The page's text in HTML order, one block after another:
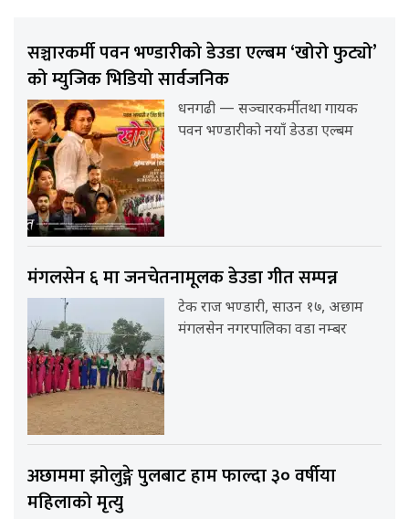
सञ्चारकर्मी पवन भण्डारीको डेउडा एल्बम ‘खोरो फुट्यो’
को म्युजिक भिडियो सार्वजनिक
धनगढी — सञ्चारकर्मी तथा गायक
पवन भण्डारीको नयाँ डेउडा एल्बम
मंगलसेन ६ मा जनचेतनामूलक डेउडा गीत सम्पन्न
टेक राज भण्डारी, साउन १७, अछाम
मंगलसेन नगरपालिका वडा नम्बर
अछाममा झोलुङ्गे पुलबाट हाम फाल्दा ३० वर्षीया
महिलाको मृत्यु